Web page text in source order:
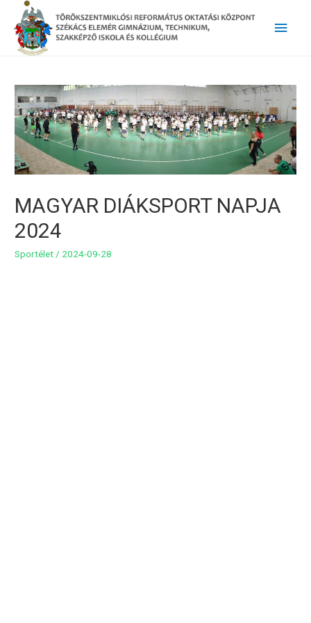
Main
MAGYAR DIÁKSPORT NAPJA
2024
Sportélet / 2024-09-28